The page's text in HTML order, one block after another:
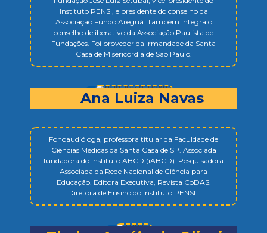
Instituto PENSI, e presidente do conselho da
Associação Fundo Areguá. Também integra o
conselho deliberativo da Associação Paulista de
Fundações. Foi provedor da Irmandade da Santa
Casa de Misericórdia de São Paulo.
Ana Luiza Navas
Fonoaudióloga, professora titular da Faculdade de
Ciências Médicas da Santa Casa de SP. Associada
fundadora do Instituto ABCD (iABCD). Pesquisadora
Associada da Rede Nacional de Ciência para
Educação. Editora Executiva, Revista CoDAS.
Diretora de Ensino do Instituto PENSI.